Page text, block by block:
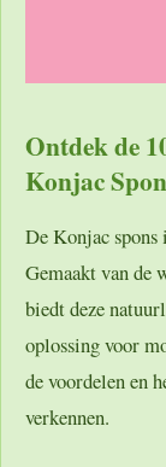
Ontdek de
Konjac
De Konjac spons
Gemaakt van de
biedt deze
oplossing voor
de voordelen en
verkennen.